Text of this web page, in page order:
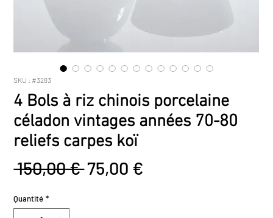
SKU : #3283
4 Bols à riz chinois porcelaine
céladon vintages années 70-80
reliefs carpes koï
150,00 € Prix
75,00 €
Quantité *